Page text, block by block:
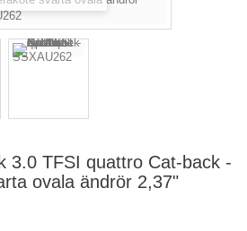
3.0 TFSI quattro Cat-back -
ovala ändrör 2,37"